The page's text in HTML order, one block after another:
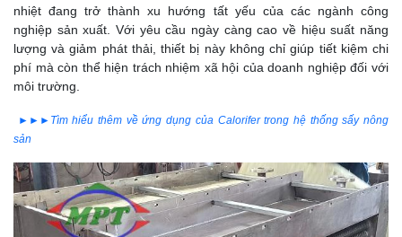
nhiệt đang trở thành xu hướng tất yếu của các ngành công
nghiệp sản xuất. Với yêu cầu ngày càng cao về hiệu suất năng
lượng và giảm phát thải, thiết bị này không chỉ giúp tiết kiệm chi
phí mà còn thể hiện trách nhiệm xã hội của doanh nghiệp đối với
môi trường.
►►►Tìm hiểu thêm về ứng dụng của Calorifer trong hệ thống sấy nông
sản